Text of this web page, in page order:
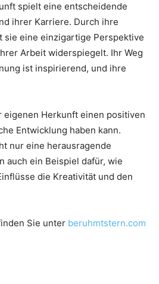
spielt eine entscheidende
ihrer Karriere. Durch ihre
sie eine einzigartige Perspektive
Arbeit widerspiegelt. Ihr Weg
ist inspirierend, und ihre
eigenen Herkunft einen positiven
Entwicklung haben kann.
nur eine herausragende
auch ein Beispiel dafür, wie
die Kreativität und den
Sie unter beruhmtstern.com